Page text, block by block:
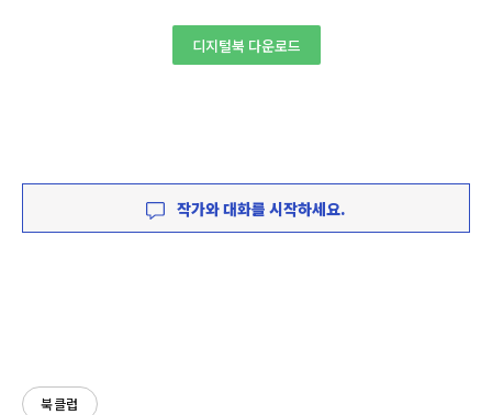
디지털북 다운로드
작가와 대화를 시작하세요.
북클럽